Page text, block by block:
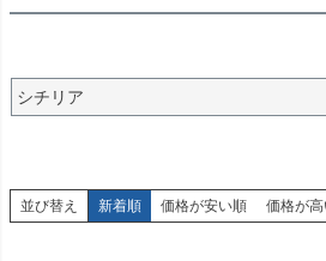
シチリア
並び替え 新着順 価格が安い順 価格が